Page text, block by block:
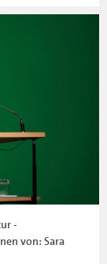
-
von: Sara